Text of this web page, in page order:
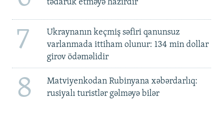
tədarük etməyə hazırdır
7
Ukraynanın keçmiş səfiri qanunsuz
varlanmada ittiham olunur: 134 min dollar
girov ödəməlidir
8
Matviyenkodan Rubinyana xəbərdarlıq:
rusiyalı turistlər gəlməyə bilər